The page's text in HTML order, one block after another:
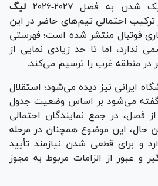
شدن به فصل ۲۰۲۷-۲۰۲۶
لیگ
ترکیب احتمالی تیم‌های حاضر در این
فوتبال منتشر شده است؛ فهرستی
ندارد، اما تا حد زیادی نمایی از
در منطقه غرب را ترسیم می‌کند.
ایرانی نیز دیده می‌شود؛ استقلال
گفته می‌شود بر اساس وضعیت جدول
در جمع نمایندگان احتمالی
این حال، این موضوع همچنان در مرحله
و برای قطعی شدن نیازمند تأیید
و عبور از الزامات مربوط به مجوز